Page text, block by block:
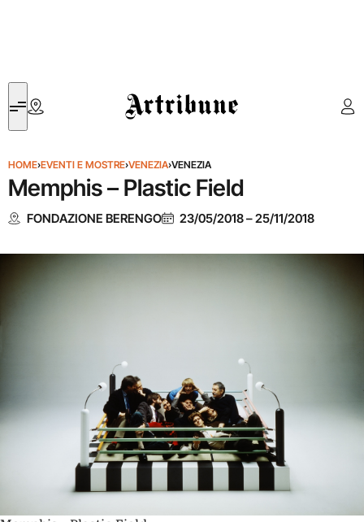
Artribune
HOME›EVENTI E MOSTRE›VENEZIA›VENEZIA
Memphis – Plastic Field
FONDAZIONE BERENGO 23/05/2018–25/11/2018